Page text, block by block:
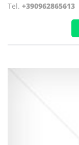
Tel. +390962865613